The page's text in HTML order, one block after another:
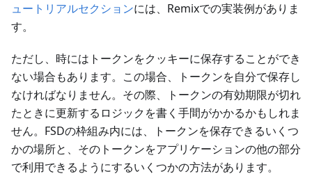
ュートリアルセクションには、Remixでの実装例がありま
す。
ただし、時にはトークンをクッキーに保存することができ
ない場合もあります。この場合、トークンを自分で保存し
なければなりません。その際、トークンの有効期限が切れ
たときに更新するロジックを書く手間がかかるかもしれま
せん。FSDの枠組み内には、トークンを保存できるいくつ
かの場所と、そのトークンをアプリケーションの他の部分
で利用できるようにするいくつかの方法があります。